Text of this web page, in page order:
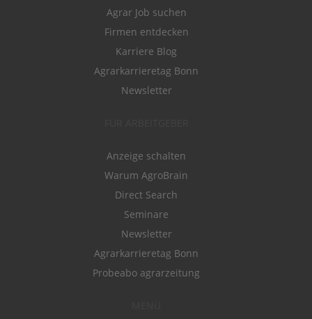
Agrar Job suchen
Firmen entdecken
Karriere Blog
Agrarkarrieretag Bonn
Newsletter
Anzeige schalten
Warum AgroBrain
Direct Search
Seminare
Newsletter
Agrarkarrieretag Bonn
Probeabo agrarzeitung